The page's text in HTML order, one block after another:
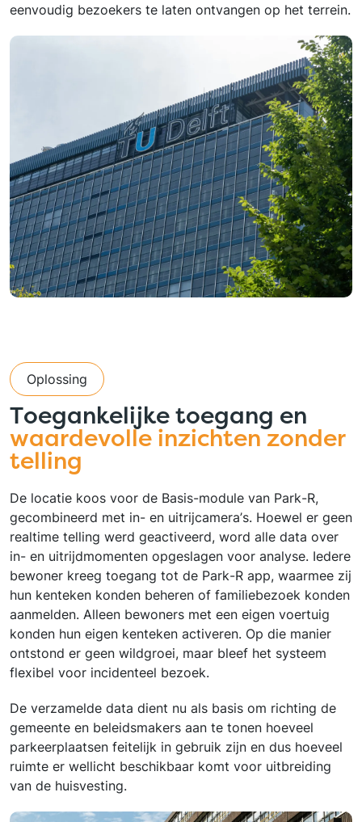
eenvoudig bezoekers te laten ontvangen op het terrein.
Oplossing
Toegankelijke toegang en
waardevolle inzichten zonder
telling
De locatie koos voor de Basis-module van Park-R,
gecombineerd met in- en uitrijcamera’s. Hoewel er geen
realtime telling werd geactiveerd, word alle data over
in- en uitrijdmomenten opgeslagen voor analyse. Iedere
bewoner kreeg toegang tot de Park-R app, waarmee zij
hun kenteken konden beheren of familiebezoek konden
aanmelden. Alleen bewoners met een eigen voertuig
konden hun eigen kenteken activeren. Op die manier
ontstond er geen wildgroei, maar bleef het systeem
flexibel voor incidenteel bezoek.
De verzamelde data dient nu als basis om richting de
gemeente en beleidsmakers aan te tonen hoeveel
parkeerplaatsen feitelijk in gebruik zijn en dus hoeveel
ruimte er wellicht beschikbaar komt voor uitbreiding
van de huisvesting.